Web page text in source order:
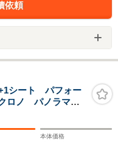
依頼
シート パフォー
ロノ パノラマル
ーション BOSE
ドア プライバシ
本体価格